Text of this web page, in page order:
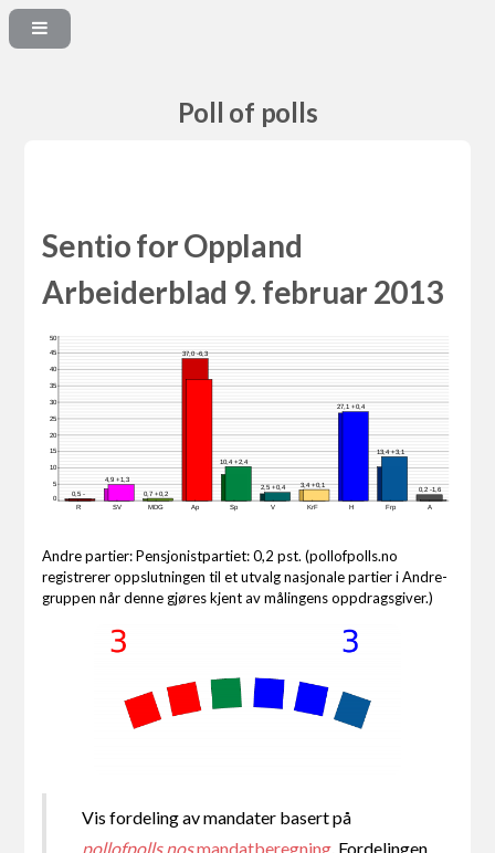
Poll of polls
Sentio for Oppland
Arbeiderblad 9. februar 2013
0,5 -
4,9 +1,3
0,7 +0,2
37,0 -6,3
10,4 +2,4
2,5 +0,4 3,4 +0,1
27,1 +0,4
13,4 +3,1
0,2 -1,6
R SV MDG Ap Sp V KrF H Frp A
0
5
10
15
20
25
30
35
40
45
50
Andre partier: Pensjonistpartiet: 0,2 pst. (pollofpolls.no
registrerer oppslutningen til et utvalg nasjonale partier i Andre-
gruppen når denne gjøres kjent av målingens oppdragsgiver.)
Vis fordeling av mandater basert på
pollofpolls.nosmandatberegning . Fordelingen